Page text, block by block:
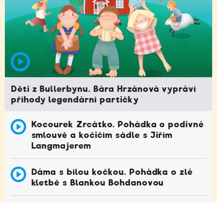
Děti z Bullerbynu. Bára Hrzánová vypráví
příhody legendární partičky
Kocourek Zrcátko. Pohádka o podivné
smlouvě a kočičím sádle s Jiřím
Langmajerem
Dáma s bílou kočkou. Pohádka o zlé
kletbě s Blankou Bohdanovou